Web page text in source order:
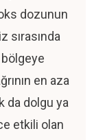
dozunun
sırasında
en aza
da dolgu ya
etkili olan